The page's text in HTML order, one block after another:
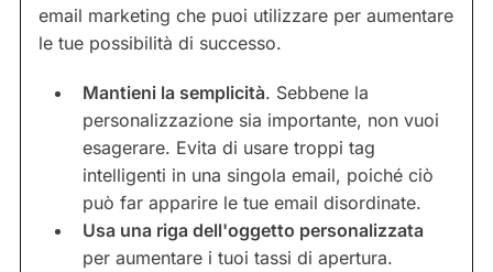
email marketing che puoi utilizzare per aumentare
le tue possibilità di successo.
Mantieni la semplicità. Sebbene la
personalizzazione sia importante, non vuoi
esagerare. Evita di usare troppi tag
intelligenti in una singola email, poiché ciò
può far apparire le tue email disordinate.
Usa una riga dell'oggetto personalizzata
per aumentare i tuoi tassi di apertura.